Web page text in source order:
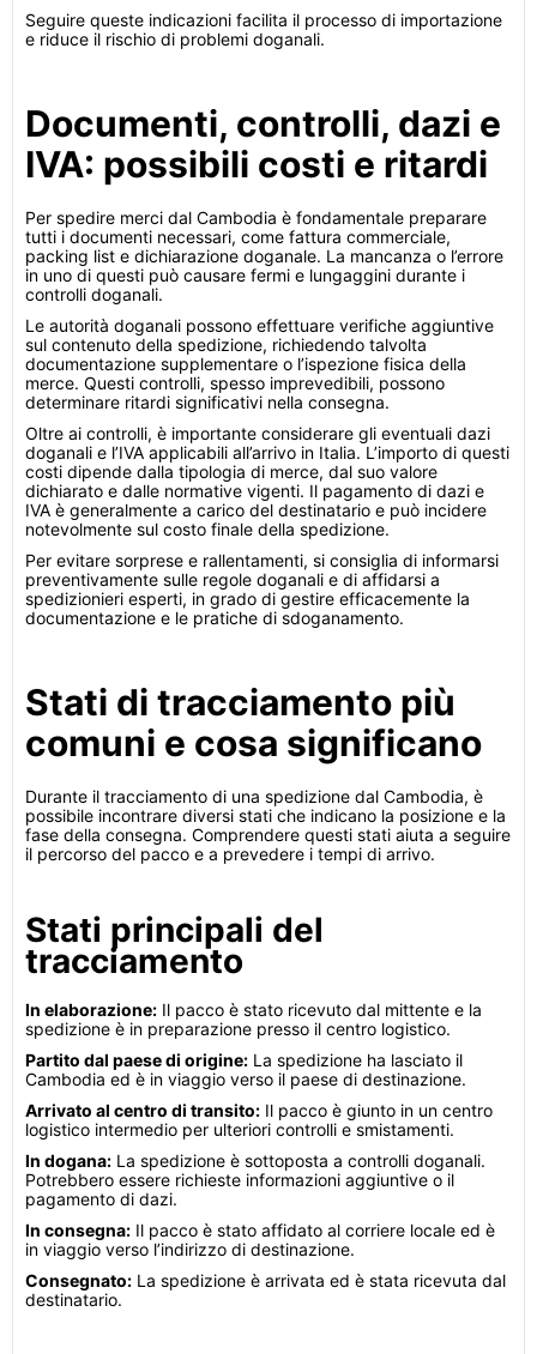
Seguire queste indicazioni facilita il processo di importazione
e riduce il rischio di problemi doganali.
Documenti, controlli, dazi e
IVA: possibili costi e ritardi
Per spedire merci dal Cambodia è fondamentale preparare
tutti i documenti necessari, come fattura commerciale,
packing list e dichiarazione doganale. La mancanza o l’errore
in uno di questi può causare fermi e lungaggini durante i
controlli doganali.
Le autorità doganali possono effettuare verifiche aggiuntive
sul contenuto della spedizione, richiedendo talvolta
documentazione supplementare o l’ispezione fisica della
merce. Questi controlli, spesso imprevedibili, possono
determinare ritardi significativi nella consegna.
Oltre ai controlli, è importante considerare gli eventuali dazi
doganali e l’IVA applicabili all’arrivo in Italia. L’importo di questi
costi dipende dalla tipologia di merce, dal suo valore
dichiarato e dalle normative vigenti. Il pagamento di dazi e
IVA è generalmente a carico del destinatario e può incidere
notevolmente sul costo finale della spedizione.
Per evitare sorprese e rallentamenti, si consiglia di informarsi
preventivamente sulle regole doganali e di affidarsi a
spedizionieri esperti, in grado di gestire efficacemente la
documentazione e le pratiche di sdoganamento.
Stati di tracciamento più
comuni e cosa significano
Durante il tracciamento di una spedizione dal Cambodia, è
possibile incontrare diversi stati che indicano la posizione e la
fase della consegna. Comprendere questi stati aiuta a seguire
il percorso del pacco e a prevedere i tempi di arrivo.
Stati principali del
tracciamento
In elaborazione: Il pacco è stato ricevuto dal mittente e la
spedizione è in preparazione presso il centro logistico.
Partito dal paese di origine: La spedizione ha lasciato il
Cambodia ed è in viaggio verso il paese di destinazione.
Arrivato al centro di transito: Il pacco è giunto in un centro
logistico intermedio per ulteriori controlli e smistamenti.
In dogana: La spedizione è sottoposta a controlli doganali.
Potrebbero essere richieste informazioni aggiuntive o il
pagamento di dazi.
In consegna: Il pacco è stato affidato al corriere locale ed è
in viaggio verso l’indirizzo di destinazione.
Consegnato: La spedizione è arrivata ed è stata ricevuta dal
destinatario.